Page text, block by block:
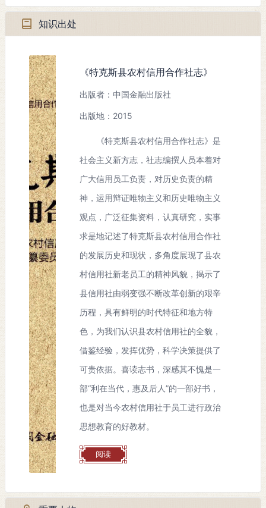
发生
地
点：
特克斯县
知识出处
《特克斯县农村信用合作社志》
出版者：中国金融出版社
出版地：2015
《特克斯县农村信用合作社志》是
社会主义新方志，社志编撰人员本着对
广大信用员工负责，对历史负责的精
神，运用辩证唯物主义和历史唯物主义
观点，广泛征集资料，认真研究，实事
求是地记述了特克斯县农村信用合作社
的发展历史和现状，多角度展现了县农
村信用社新老员工的精神风貌，揭示了
县信用社由弱变强不断改革创新的艰辛
历程，具有鲜明的时代特征和地方特
色，为我们认识县农村信用社的全貌，
借鉴经验，发挥优势，科学决策提供了
可贵依据。喜读志书，深感其不愧是一
部“利在当代，惠及后人”的一部好书，
也是对当今农村信用社于员工进行政治
思想教育的好教材。
阅读